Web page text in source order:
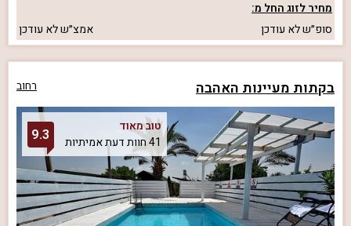
מחיר לזוג החל מ:
סופ״שלא עודכן אמצ״שלא עודכן
בקתות מעיינות האהבה רחוב
טוב מאוד
41 חוות דעת אמיתיות
9.3